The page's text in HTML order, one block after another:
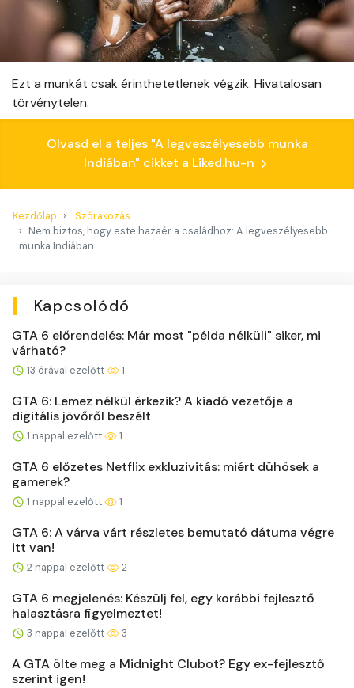
Ezt a munkát csak érinthetetlenek végzik. Hivatalosan
törvénytelen.
Olvasd el a teljes "A legveszélyesebb munka
Indiában" cikket a Liked.hu-n
Kezdőlap
Szórakozás
Nem biztos, hogy este hazaér a családhoz: A legveszélyesebb
munka Indiában
Kapcsolódó
GTA 6 előrendelés: Már most "példa nélküli" siker, mi
várható?
13 órával ezelőtt 1
GTA 6: Lemez nélkül érkezik? A kiadó vezetője a
digitális jövőről beszélt
1 nappal ezelőtt 1
GTA 6 előzetes Netflix exkluzivitás: miért dühösek a
gamerek?
1 nappal ezelőtt 1
GTA 6: A várva várt részletes bemutató dátuma végre
itt van!
2 nappal ezelőtt 2
GTA 6 megjelenés: Készülj fel, egy korábbi fejlesztő
halasztásra figyelmeztet!
3 nappal ezelőtt 3
A GTA ölte meg a Midnight Clubot? Egy ex-fejlesztő
szerint igen!